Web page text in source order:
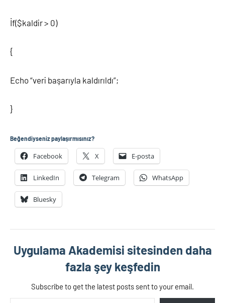
İf($kaldir > 0)
{
Echo “veri başarıyla kaldırıldı”;
}
Beğendiyseniz paylaşırmısınız?
Facebook X E-posta
LinkedIn Telegram WhatsApp
Bluesky
Uygulama Akademisi sitesinden daha
fazla şey keşfedin
Subscribe to get the latest posts sent to your email.
E-postanızı yazın…